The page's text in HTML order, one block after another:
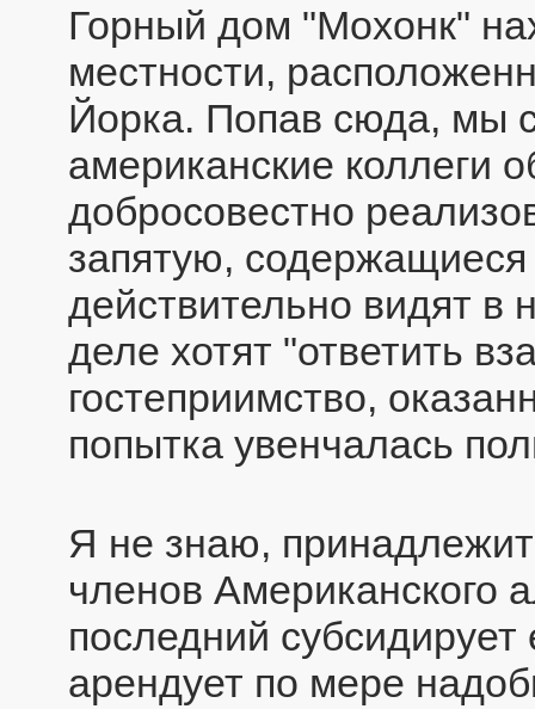
Горный дом "Мохонк"
местности,
Йорка. Попав сюда, мы
американские коллеги
добросовестно
запятую,
действительно видят в
деле хотят "ответить
гостеприимство,
попытка увенчалась
Я не знаю,
членов Американского
последний
арендует по мере